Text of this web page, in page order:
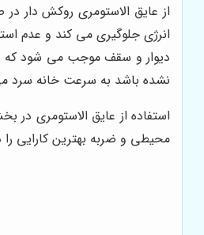
از عایق الاستومری روکش دار
انرژی جلوگیری می کند و عدم
دیوار و سقف موجب می شود که
نشده باشد به سرعت خانه سرد
استفاده از عایق الاستومری
محیطی و ضربه بهترین کارایی